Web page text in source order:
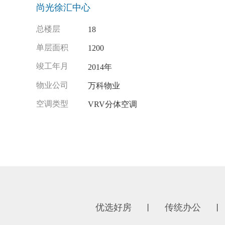
尚光徐汇中心
总楼层 18
单层面积 1200
竣工年月 2014年
物业公司 万科物业
空调类型 VRV分体空调
优选好房 传统办公